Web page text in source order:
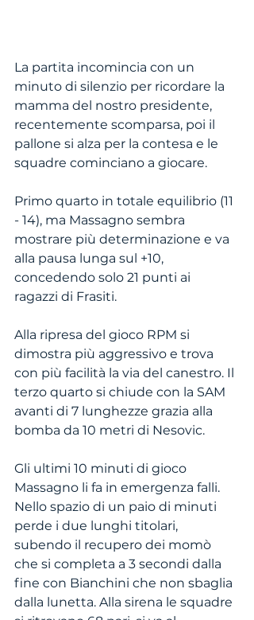
La partita incomincia con un
minuto di silenzio per ricordare la
mamma del nostro presidente,
recentemente scomparsa, poi il
pallone si alza per la contesa e le
squadre cominciano a giocare.
Primo quarto in totale equilibrio (11
- 14), ma Massagno sembra
mostrare più determinazione e va
alla pausa lunga sul +10,
concedendo solo 21 punti ai
ragazzi di Frasiti.
Alla ripresa del gioco RPM si
dimostra più aggressivo e trova
con più facilità la via del canestro. Il
terzo quarto si chiude con la SAM
avanti di 7 lunghezze grazia alla
bomba da 10 metri di Nesovic.
Gli ultimi 10 minuti di gioco
Massagno li fa in emergenza falli.
Nello spazio di un paio di minuti
perde i due lunghi titolari,
subendo il recupero dei momò
che si completa a 3 secondi dalla
fine con Bianchini che non sbaglia
dalla lunetta. Alla sirena le squadre